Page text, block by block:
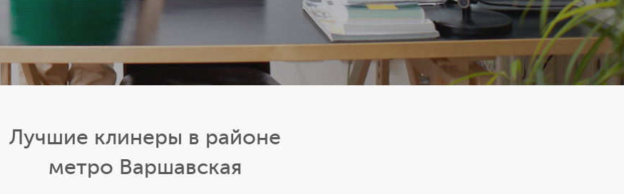
Лучшие клинеры в районе
метро Варшавская